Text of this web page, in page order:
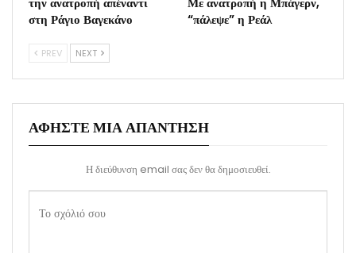
στη Ράγιο Βαγεκάνο
“πάλεψε” η Ρεάλ
PREV NEXT
ΑΦΉΣΤΕ ΜΙΑ ΑΠΆΝΤΗΣΗ
Η διεύθυνση email σας δεν θα δημοσιευθεί.